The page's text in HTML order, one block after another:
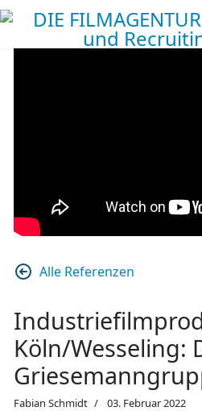
Alle Referenzen
Köln/Wesseling:
Fabian Schmidt 03. Februar 2022